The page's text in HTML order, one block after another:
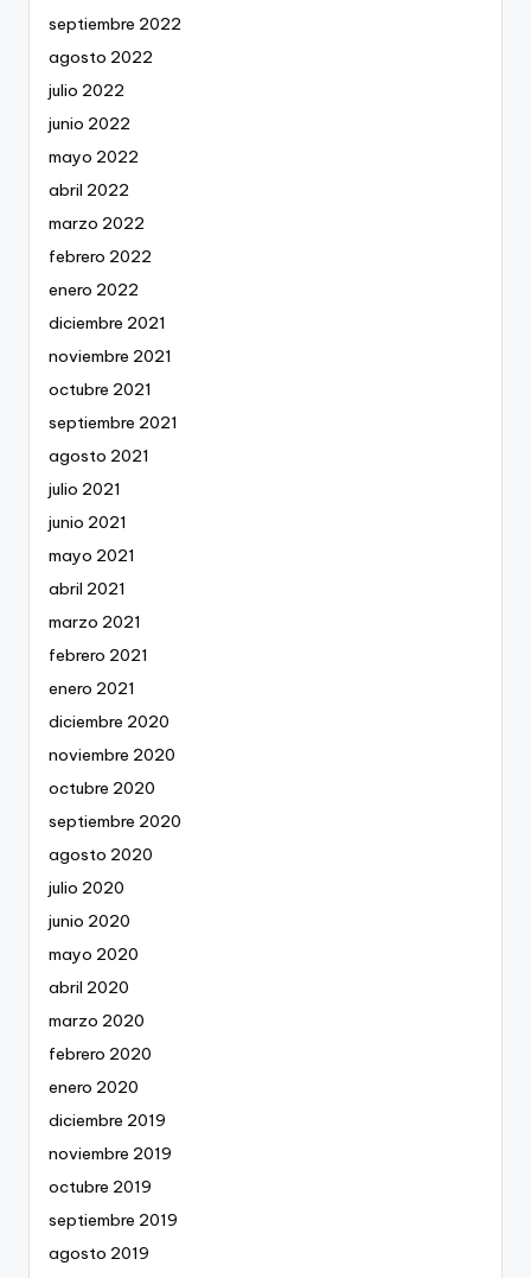
septiembre 2022
agosto 2022
julio 2022
junio 2022
mayo 2022
abril 2022
marzo 2022
febrero 2022
enero 2022
diciembre 2021
noviembre 2021
octubre 2021
septiembre 2021
agosto 2021
julio 2021
junio 2021
mayo 2021
abril 2021
marzo 2021
febrero 2021
enero 2021
diciembre 2020
noviembre 2020
octubre 2020
septiembre 2020
agosto 2020
julio 2020
junio 2020
mayo 2020
abril 2020
marzo 2020
febrero 2020
enero 2020
diciembre 2019
noviembre 2019
octubre 2019
septiembre 2019
agosto 2019